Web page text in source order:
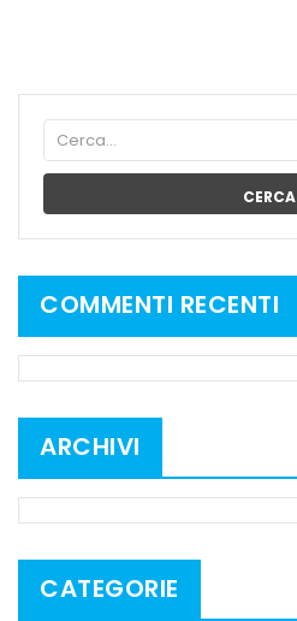
CERCA
COMMENTI RECENTI
ARCHIVI
CATEGORIE